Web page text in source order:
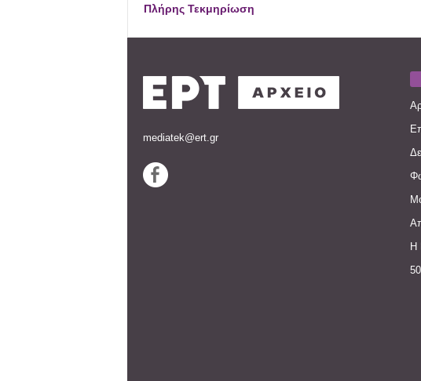
Πλήρης Τεκμηρίωση
mediatek@ert.gr
Η